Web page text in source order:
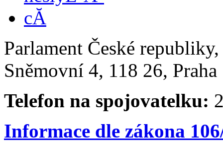
Parlament České
Sněmovní 4, 118 26,
Telefon na spojovatelku:
Informace dle zákona